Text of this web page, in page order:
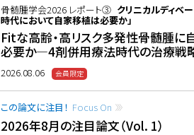
骨髄腫学会2026 レポート③ クリニカルディベ
時代において自家移植は必要か」
Fitな高齢・高リスク多発性骨髄腫に
必要か―4剤併用療法時代の治療戦
2026.08.06
この論文に注目！ Focus On
2026年8月の注目論文（Vol. 1）